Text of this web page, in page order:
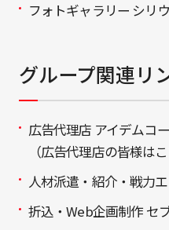
フォトギャラリー シリ
グループ関連リ
広告代理店 アイデムコ
（広告代理店の皆様はこ
人材派遣・紹介・戦力
折込・Web企画制作 セ